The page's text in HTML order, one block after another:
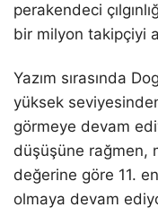
perakendeci
bir milyon takipçiyi
Yazım sırasında
yüksek
görmeye devam
düşüşüne rağmen,
değerine göre 11.
olmaya devam